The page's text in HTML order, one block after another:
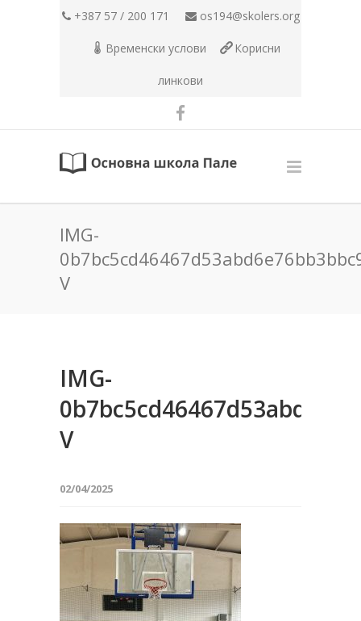
+387 57 / 200 171 os194@skolers.org
Временски услови Корисни
линкови
IMG-
V
IMG-
V
02/04/2025